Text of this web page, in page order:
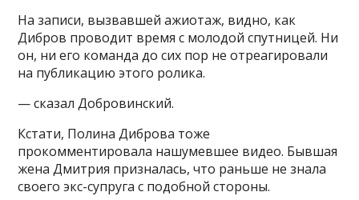
На записи, вызвавшей ажиотаж, видно, как
Дибров проводит время с молодой спутницей. Ни
он, ни его команда до сих пор не отреагировали
на публикацию этого ролика.
— сказал Добровинский.
Кстати, Полина Диброва тоже
прокомментировала нашумевшее видео. Бывшая
жена Дмитрия призналась, что раньше не знала
своего экс-супруга с подобной стороны.